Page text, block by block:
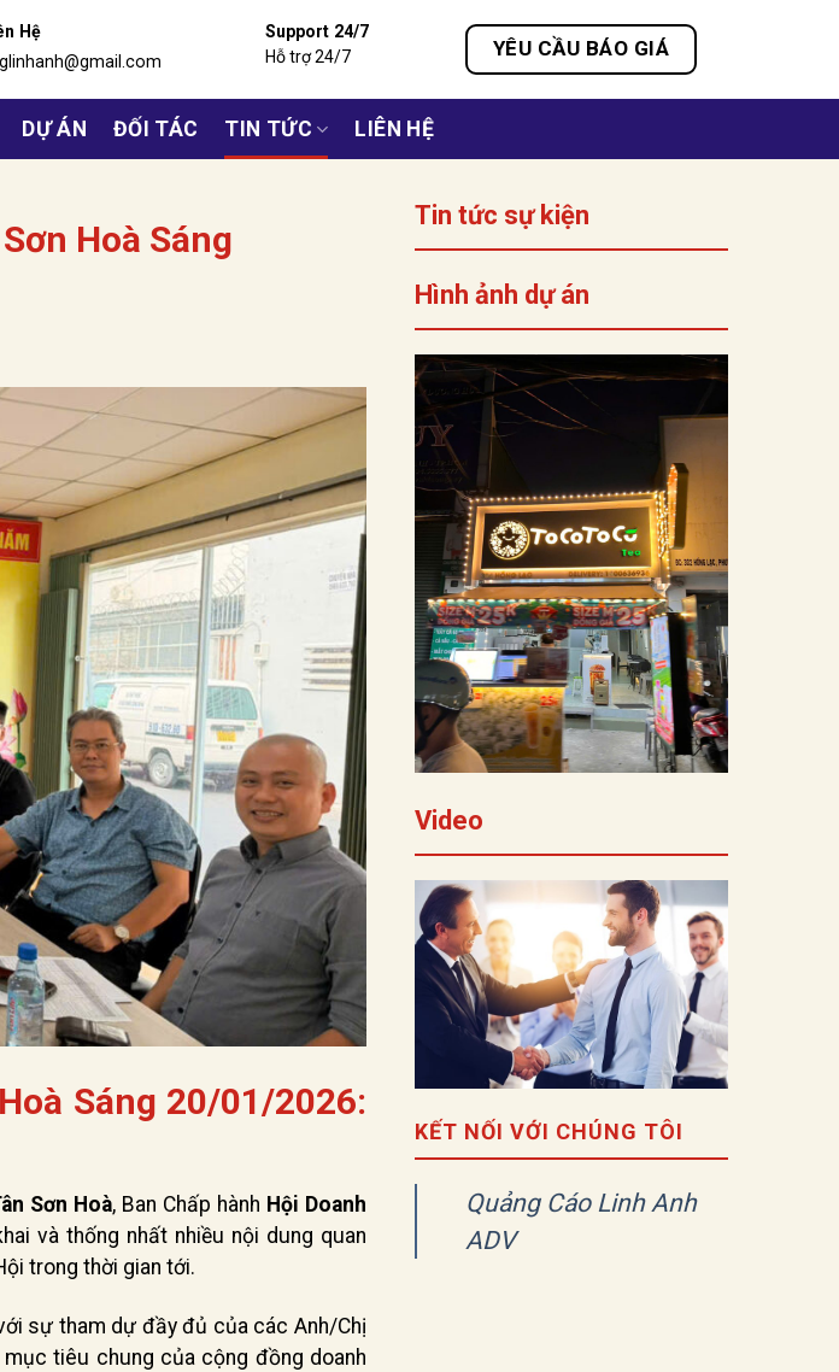
Hệ
Support 24/7
Hỗ trợ 24/7
YÊU CẦU BÁO GIÁ
DỰ ÁN ĐỐI TÁC TIN TỨC LIÊN HỆ
Hoà Sáng
Sáng 20/01/2026:
Sơn Hoà, Ban Chấp hành Hội Doanh
và thống nhất nhiều nội dung quan
trong thời gian tới.
sự tham dự đầy đủ của các Anh/Chị
tiêu chung của cộng đồng doanh
Tin tức sự kiện
Hình ảnh dự án
Video
KẾT NỐI VỚI CHÚNG TÔI
Quảng Cáo Linh Anh
ADV